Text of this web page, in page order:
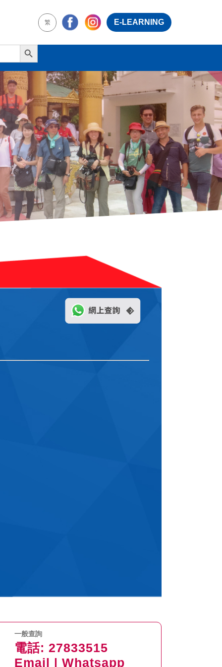
繁 E-LEARNING
Search Button
一般查詢
電話: 27833515
Email | Whatsapp